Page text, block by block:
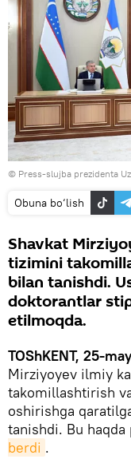
© Press-slujba prezidenta
Obuna bo‘lish
Shavkat
tizimini
bilan tanishdi.
doktorantlar
etilmoqda.
TOShKENT, 25-
Mirziyoyev ilmiy
takomillashtirish
oshirishga
tanishdi. Bu
berdi .